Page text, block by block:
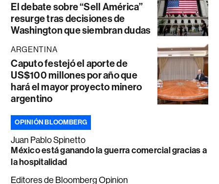
El debate sobre “Sell América”
resurge tras decisiones de
Washington que siembran dudas
ARGENTINA
Caputo festejó el aporte de
US$100 millones por año que
hará el mayor proyecto minero
argentino
OPINIÓN BLOOMBERG
Juan Pablo Spinetto
México está ganando la guerra comercial gracias a
la hospitalidad
Editores de Bloomberg Opinion